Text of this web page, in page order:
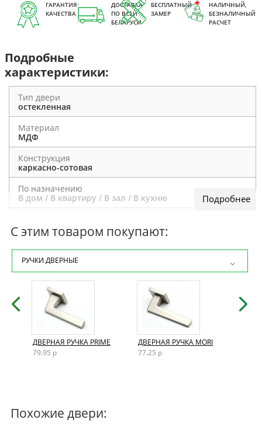
ГАРАНТИЯ
КАЧЕСТВА
ДОСТАВКА
ПО ВСЕЙ
БЕЛАРУСИ
БЕСПЛАТНЫЙ
ЗАМЕР
НАЛИЧНЫЙ,
БЕЗНАЛИЧНЫЙ
РАСЧЕТ
Подробные
характеристики:
Тип двери
остекленная
Материал
МДФ
Конструкция
каркасно-сотовая
По назначению
В дом / В квартиру / В зал / В кухню
Модерн
С этим товаром покупают:
РУЧКИ ДВЕРНЫЕ
ДВЕРНАЯ РУЧКА PRIME
79.95 р
ДВЕРНАЯ РУЧКА MORI
77.25 р
Похожие двери: